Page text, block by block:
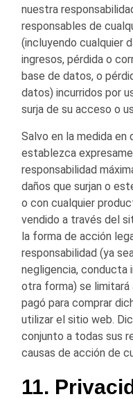
nuestra
responsables de
(incluyendo cualquier
ingresos, pérdida o
base de datos, o
datos) incurridos por
surja de su acceso o
Salvo en la medida
establezca
responsabilidad
daños que surjan o
o con cualquier
vendido a través del
la forma de acción
responsabilidad (ya
negligencia, conducta
otra forma) se
pagó para comprar
utilizar el sitio web.
conjunto a todas sus
causas de acción de
11.